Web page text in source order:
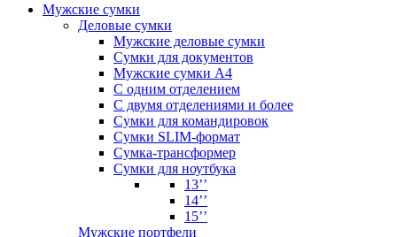
Мужские сумки
Деловые сумки
Мужские деловые сумки
Сумки для документов
Мужские сумки А4
С одним отделением
С двумя отделениями и более
Сумки для командировок
Сумки SLIM-формат
Сумка-трансформер
Сумки для ноутбука
13’’
14’’
15’’
Мужские портфели